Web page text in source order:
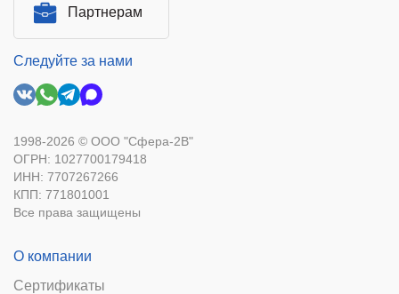
Партнерам
Следуйте за нами
1998-2026 © ООО "Сфера-2В"
ОГРН: 1027700179418
ИНН: 7707267266
КПП: 771801001
Все права защищены
О компании
Сертификаты